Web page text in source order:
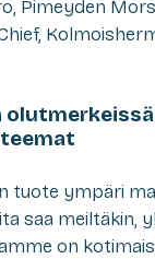
Pimeyden
tuote ympäri
saa meiltäkin,
on